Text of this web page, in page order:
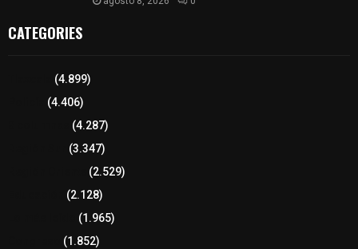
CATEGORIES
(4.899)
(4.406)
(4.287)
(3.347)
(2.529)
(2.128)
(1.965)
(1.852)